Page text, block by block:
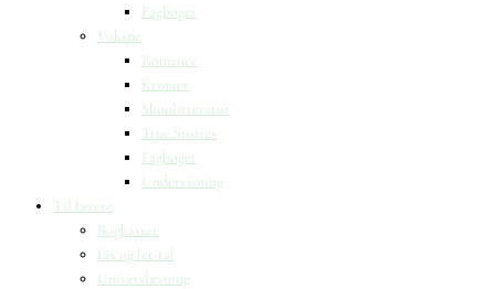
Fagbøger
Voksne
Romance
Krimier
Skønlitteratur
True Stories
Fagbøger
Undervisning
Til lærere
Bogkasser
Lix og let-tal
Universlæsning